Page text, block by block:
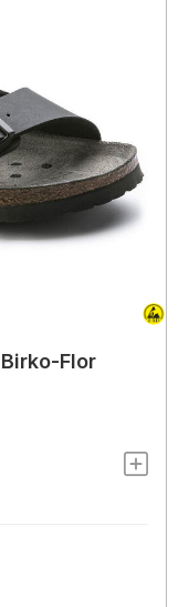
Birko-Flor